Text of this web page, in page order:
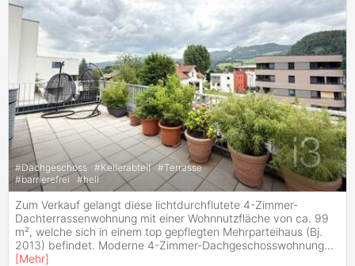
#Dachgeschoss #Kellerabteil #Terrasse
#barrierefrei #hell
Zum Verkauf gelangt diese lichtdurchflutete 4-Zimmer-
Dachterrassenwohnung mit einer Wohnnutzfläche von ca. 99
m², welche sich in einem top gepflegten Mehrparteihaus (Bj.
2013) befindet. Moderne 4-Zimmer-Dachgeschosswohnung...
[Mehr]